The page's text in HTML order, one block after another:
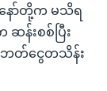
နော်တို့က မသိရ
န်းစစ်ပြီး
တ်ငွေတသိန်း